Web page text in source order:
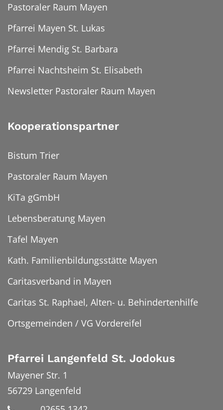
Pastoraler Raum Mayen
Pfarrei Mayen St. Lukas
Pfarrei Mendig St. Barbara
Pfarrei Nachtsheim St. Elisabeth
Newsletter Pastoraler Raum Mayen
Kooperationspartner
Bistum Trier
Pastoraler Raum Mayen
KiTa gGmbH
Lebensberatung Mayen
Tafel Mayen
Kath. Familienbildungsstätte Mayen
Caritasverband in Mayen
Caritas St. Raphael, Alten- u. Behindertenhilfe
Ortsgemeinden / VG Vordereifel
Pfarrei Langenfeld St. Jodokus
Mayener Str. 1
56729 Langenfeld